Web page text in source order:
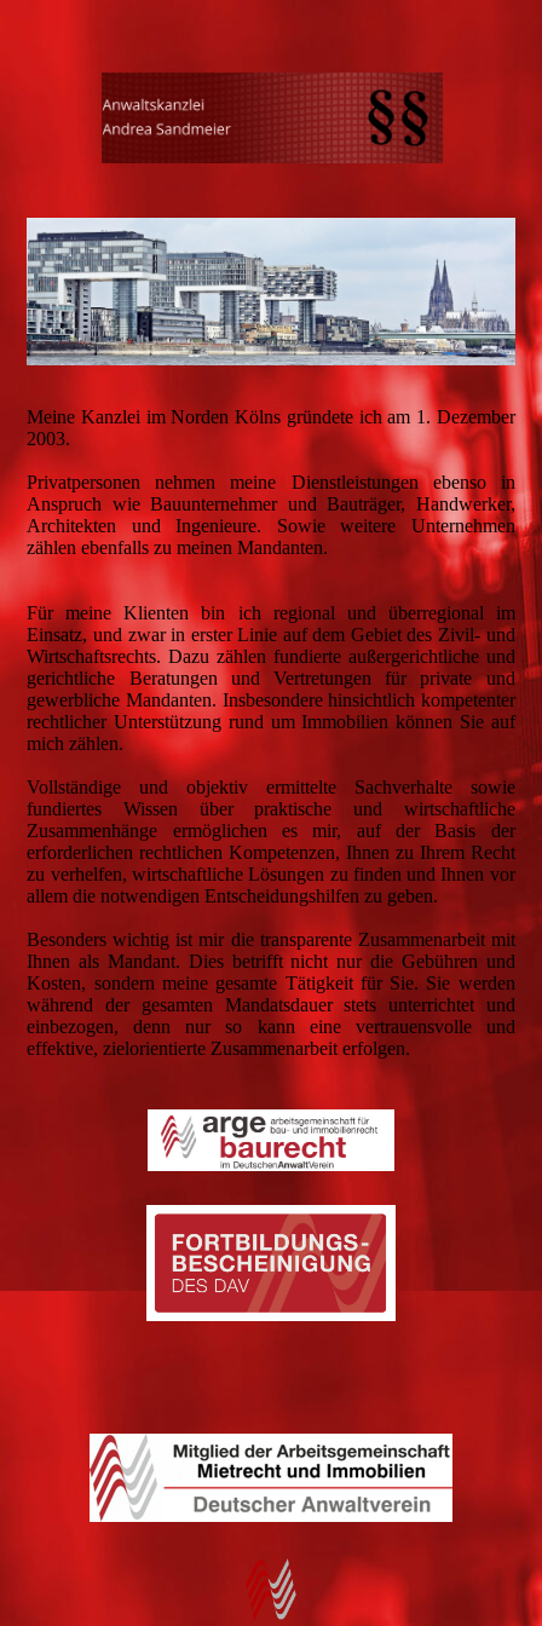
Meine Kanzlei im Norden Kölns gründete ich am 1. Dezember
2003.
Privatpersonen nehmen meine Dienstleistungen ebenso in
Anspruch wie Bauunternehmer und Bauträger, Handwerker,
Architekten und Ingenieure. Sowie weitere Unternehmen
zählen ebenfalls zu meinen Mandanten.
Für meine Klienten bin ich regional und überregional im
Einsatz, und zwar in erster Linie auf dem Gebiet des Zivil- und
Wirtschaftsrechts. Dazu zählen fundierte außergerichtliche und
gerichtliche Beratungen und Vertretungen für private und
gewerbliche Mandanten. Insbesondere hinsichtlich kompetenter
rechtlicher Unterstützung rund um Immobilien können Sie auf
mich zählen.
Vollständige und objektiv ermittelte Sachverhalte sowie
fundiertes Wissen über praktische und wirtschaftliche
Zusammenhänge ermöglichen es mir, auf der Basis der
erforderlichen rechtlichen Kompetenzen, Ihnen zu Ihrem Recht
zu verhelfen, wirtschaftliche Lösungen zu finden und Ihnen vor
allem die notwendigen Entscheidungshilfen zu geben.
Besonders wichtig ist mir die transparente Zusammenarbeit mit
Ihnen als Mandant. Dies betrifft nicht nur die Gebühren und
Kosten, sondern meine gesamte Tätigkeit für Sie. Sie werden
während der gesamten Mandatsdauer stets unterrichtet und
einbezogen, denn nur so kann eine vertrauensvolle und
effektive, zielorientierte Zusammenarbeit erfolgen.